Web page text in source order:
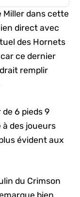
Miller dans cette
direct avec
des Hornets
car ce dernier
remplir
6 pieds 9
des joueurs
évident aux
du Crimson
bien